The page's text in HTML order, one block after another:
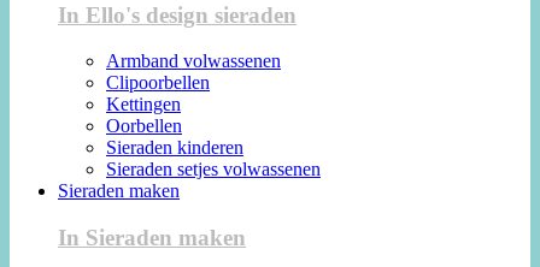
In Ello's design sieraden
Armband volwassenen
Clipoorbellen
Kettingen
Oorbellen
Sieraden kinderen
Sieraden setjes volwassenen
Sieraden maken
In Sieraden maken